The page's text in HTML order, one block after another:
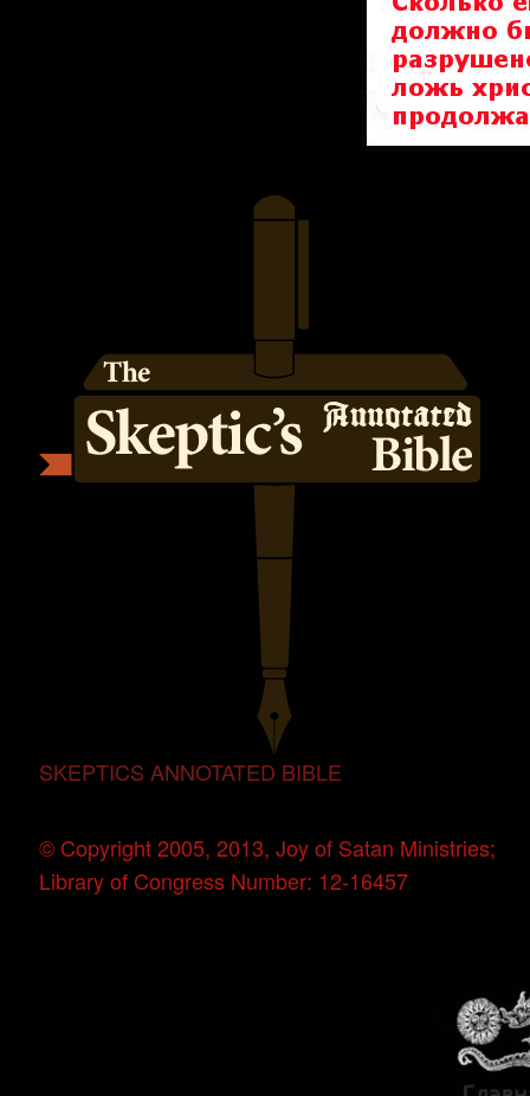
SKEPTICS ANNOTATED BIBLE
© Copyright 2005, 2013, Joy of Satan Ministries;
Library of Congress Number: 12-16457